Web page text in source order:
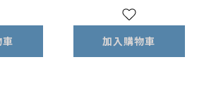
瑰煥顏精油露5ml
x2
加入購物車